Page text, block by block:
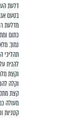
דלעת
בטעם
מדלעת
כתום
נמוך.
תהליכי
להניח
וקלה
קצת
מעולה
קטניות